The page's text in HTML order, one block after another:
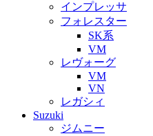
インプレッサ
フォレスター
SK系
VM
レヴォーグ
VM
VN
レガシィ
Suzuki
ジムニー